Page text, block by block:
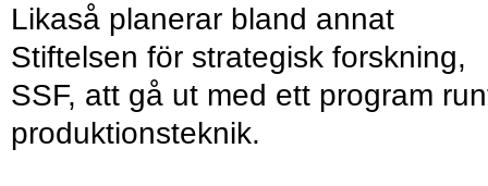
Likaså planerar bland annat
Stiftelsen för strategisk forskning,
SSF, att gå ut med ett program
produktionsteknik.